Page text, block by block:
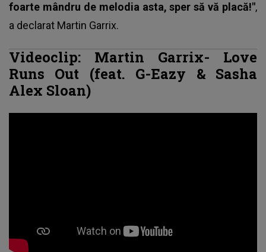
foarte mândru de melodia asta, sper să vă placă!",
a declarat Martin Garrix.
Videoclip: Martin Garrix- Love
Runs Out (feat. G-Eazy & Sasha
Alex Sloan)